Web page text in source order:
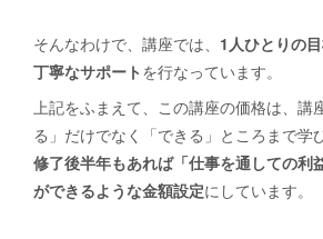
そんなわけで、講座では、 1人ひとりの
丁寧なサポート を行なっています。
上記をふまえて、この講座の価格は、講
る」だけでなく「できる」ところまで学
修了後半年もあれば「仕事を通しての利
ができるような金額設定にしています。